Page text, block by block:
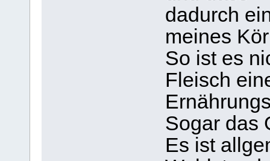
dadurch
meines
So ist es
Fleisch
Sogar das
Es ist